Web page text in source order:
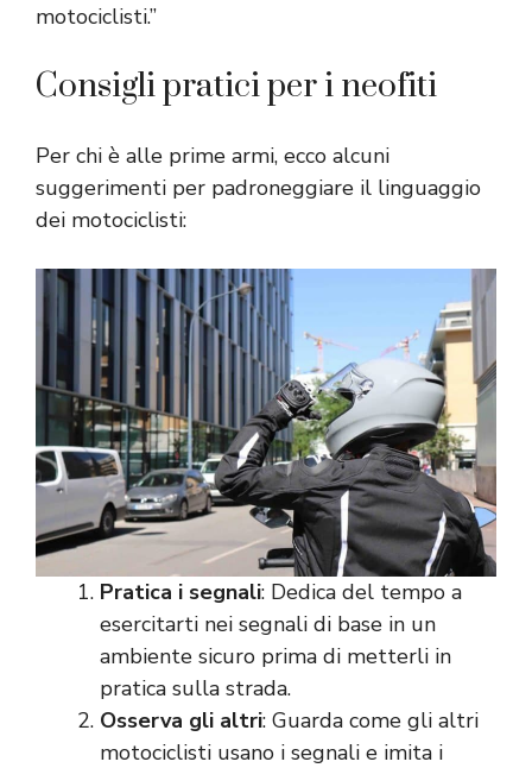
motociclisti.”
Consigli pratici per i neofiti
Per chi è alle prime armi, ecco alcuni
suggerimenti per padroneggiare il linguaggio
dei motociclisti:
Pratica i segnali: Dedica del tempo a
esercitarti nei segnali di base in un
ambiente sicuro prima di metterli in
pratica sulla strada.
Osserva gli altri: Guarda come gli altri
motociclisti usano i segnali e imita i